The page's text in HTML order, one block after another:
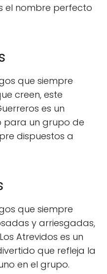
el nombre perfecto
que siempre
creen, este
es un
para un grupo de
dispuestos a
que siempre
y arriesgadas,
Atrevidos es un
que refleja la
en el grupo.